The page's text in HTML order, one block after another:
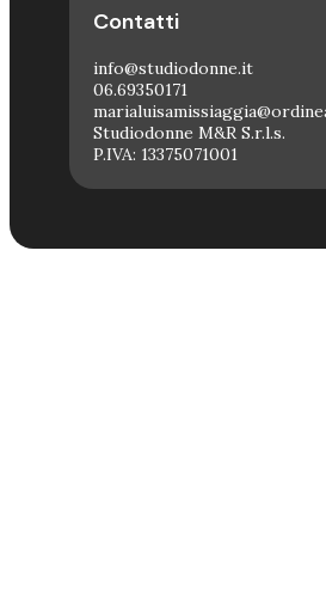
Contatti
info@studiodonne.it
06.69350171
Studiodonne M&R S.r.l.s.
P.IVA: 13375071001